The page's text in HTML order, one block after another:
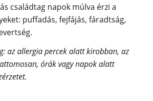
családtag napok múlva érzi a
puffadás, fejfájás, fáradtság,
az allergia percek alatt kirobban, az
órák vagy napok alatt